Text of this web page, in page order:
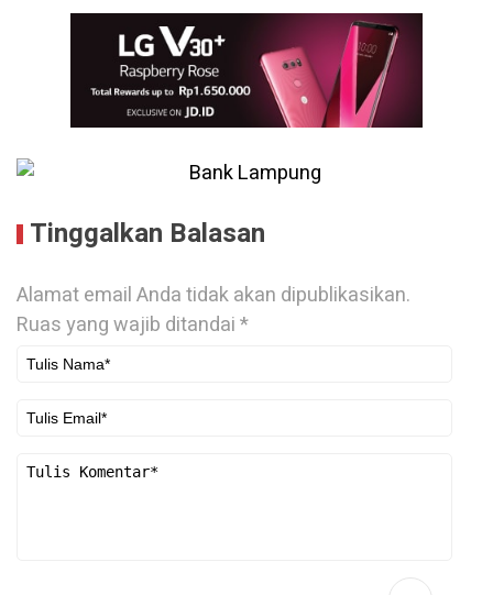
Tinggalkan Balasan
Alamat email Anda tidak akan dipublikasikan.
Ruas yang wajib ditandai*